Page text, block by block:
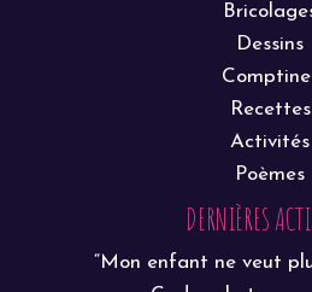
Dessins
Recettes
Activités
Poèmes
DERNIÈRES
“Mon enfant ne veut